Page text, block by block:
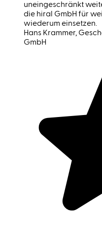
uneingeschränkt
die hiral GmbH für
wiederum einsetzen.
Hans Krammer,
GmbH